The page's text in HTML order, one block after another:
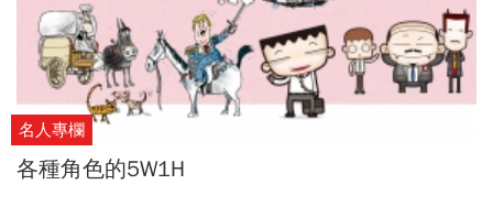
名人專欄
各種角色的5W1H